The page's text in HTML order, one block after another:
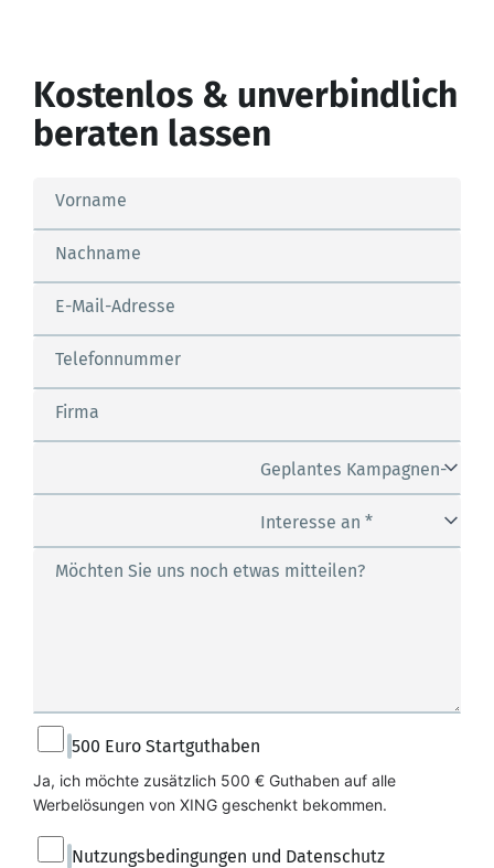
Kostenlos & unverbindlich
beraten lassen
Vorname
Nachname
E-Mail-Adresse
Telefonnummer
Firma
Geplantes Kampagnen-
Interesse an *
Möchten Sie uns noch etwas mitteilen?
500 Euro Startguthaben
Ja, ich möchte zusätzlich 500 € Guthaben auf alle
Werbelösungen von XING geschenkt bekommen.
Nutzungsbedingungen und Datenschutz